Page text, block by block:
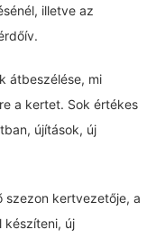
illetve az
átbeszélése, mi
a kertet. Sok értékes
újítások, új
szezon kertvezetője, a
készíteni, új